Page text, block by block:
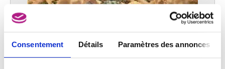
Consentement Détails Paramètres des annonces